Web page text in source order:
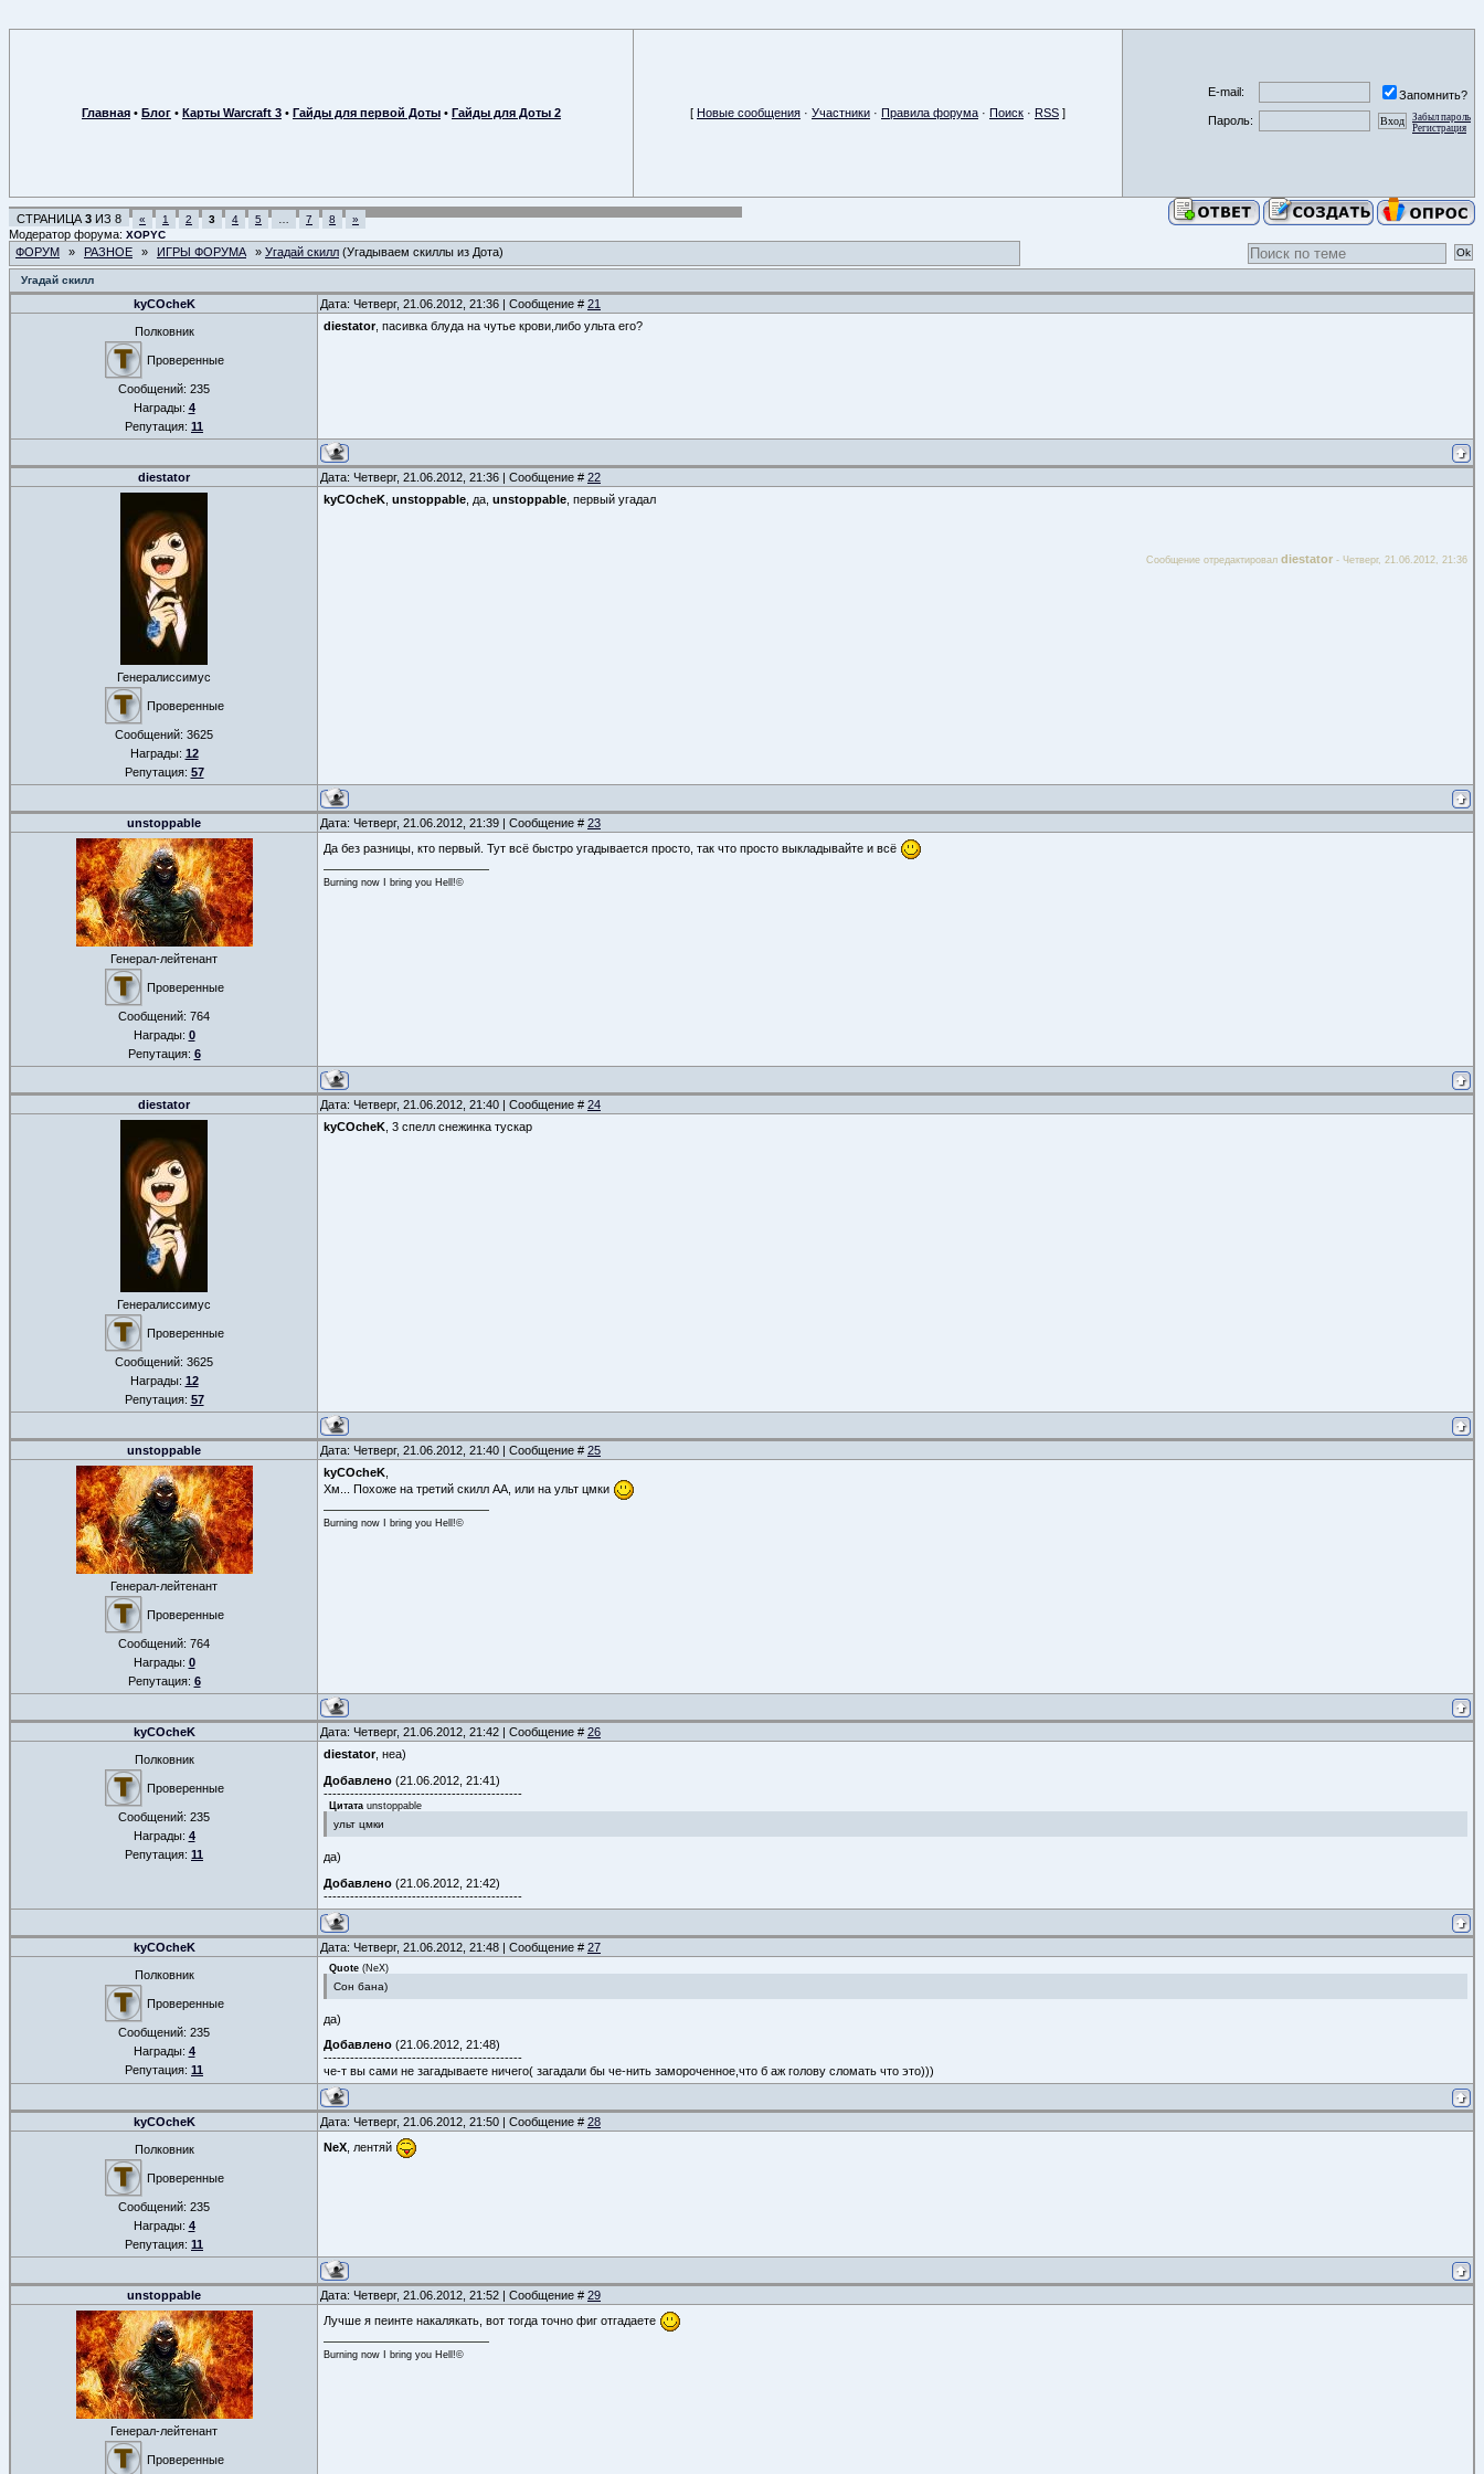
Главная • Блог • Карты Warcraft 3 • Гайды для первой Доты • Гайды для Доты 2 [ Новые сообщения · Участники · Правила форума · Поиск · RSS ]
E-mail:
Запомнить?
Пароль:
Забыл пароль
Регистрация
СТРАНИЦА 3 ИЗ 8 « 1 2 3 4 5 7 8 »
Модератор форума: XOPYC
ФОРУМ » РАЗНОЕ » ИГРЫ ФОРУМА » Угадай скилл (Угадываем скиллы из Дота)
Угадай скилл
kyCOcheK Дата: Четверг, 21.06.2012, 21:36 | Сообщение # 21
Полковник
Проверенные
Сообщений: 235
Награды: 4
Репутация: 11
diestator, пасивка блуда на чутье крови,либо ульта его?
diestator Дата: Четверг, 21.06.2012, 21:36 | Сообщение # 22
Генералиссимус
Проверенные
Сообщений: 3625
Награды: 12
Репутация: 57
kyCOcheK unstoppable , да, unstoppable , первый угадал
Сообщение отредактировал diestator - Четверг, 21.06.2012, 21:36
unstoppable Дата: Четверг, 21.06.2012, 21:39 | Сообщение # 23
Генерал-лейтенант
Проверенные
Сообщений: 764
Награды: 0
Репутация: 6
Да без разницы, кто первый. Тут всё быстро угадывается просто, так что просто выкладывайте и всё
Burning now I bring you Hell!©
diestator Дата: Четверг, 21.06.2012, 21:40 | Сообщение # 24
Генералиссимус
Проверенные
Сообщений: 3625
Награды: 12
Репутация: 57
kyCOcheK , 3 спелл снежинка тускар
unstoppable Дата: Четверг, 21.06.2012, 21:40 | Сообщение # 25
Генерал-лейтенант
Проверенные
Сообщений: 764
Награды: 0
Репутация: 6
kyCOcheK
Хм... Похоже на третий скилл АА, или на ульт цмки
Burning now I bring you Hell!©
kyCOcheK Дата: Четверг, 21.06.2012, 21:42 | Сообщение # 26
Полковник
Проверенные
Сообщений: 235
Награды: 4
Репутация: 11
diestator, неа)
Добавлено (21.06.2012, 21:41)
---------------------------------------------
Цитата unstoppable
ульт цмки
да)
Добавлено (21.06.2012, 21:42)
---------------------------------------------
kyCOcheK Дата: Четверг, 21.06.2012, 21:48 | Сообщение # 27
Полковник
Проверенные
Сообщений: 235
Награды: 4
Репутация: 11
Quote (NeX)
Сон бана)
да)
Добавлено (21.06.2012, 21:48)
---------------------------------------------
че-т вы сами не загадываете ничего( загадали бы че-нить замороченное,что б аж голову сломать что это)))
kyCOcheK Дата: Четверг, 21.06.2012, 21:50 | Сообщение # 28
Полковник
Проверенные
Сообщений: 235
Награды: 4
Репутация: 11
NeX , лентяй
unstoppable Дата: Четверг, 21.06.2012, 21:52 | Сообщение # 29
Генерал-лейтенант
Проверенные
Лучше я пеинте накалякать, вот тогда точно фиг отгадаете
Burning now I bring you Hell!©